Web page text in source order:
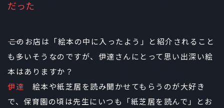
だった
――このお店は「絵本の中に入ったよう」と紹介されること
も多いそうなのですが、伊達さんにとって思い出深い絵
本はありますか？
伊達 絵本や紙芝居を読み聞かせてもらうのが大好き
で、保育園の頃は先生にいつも「紙芝居を読んで」とお